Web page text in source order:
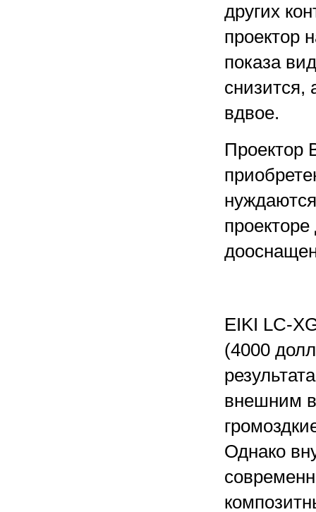
других
проектор
показа
снизится,
вдвое.
Проектор
EIKI LC-
(4000
внешним
Однако